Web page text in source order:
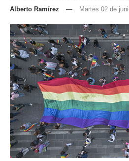
Alberto Ramírez — Martes 02 de